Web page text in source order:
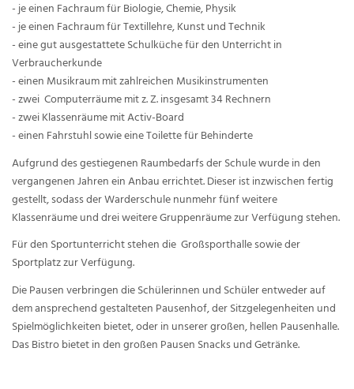
- je einen Fachraum für Biologie, Chemie, Physik
- je einen Fachraum für Textillehre, Kunst und Technik
- eine gut ausgestattete Schulküche für den Unterricht in
Verbraucherkunde
- einen Musikraum mit zahlreichen Musikinstrumenten
- zwei Computerräume mit z. Z. insgesamt 34 Rechnern
- zwei Klassenräume mit Activ-Board
- einen Fahrstuhl sowie eine Toilette für Behinderte
Aufgrund des gestiegenen Raumbedarfs der Schule wurde in den
vergangenen Jahren ein Anbau errichtet. Dieser ist inzwischen fertig
gestellt, sodass der Warderschule nunmehr fünf weitere
Klassenräume und drei weitere Gruppenräume zur Verfügung stehen.
Für den Sportunterricht stehen die Großsporthalle sowie der
Sportplatz zur Verfügung.
Die Pausen verbringen die Schülerinnen und Schüler entweder auf
dem ansprechend gestalteten Pausenhof, der Sitzgelegenheiten und
Spielmöglichkeiten bietet, oder in unserer großen, hellen Pausenhalle.
Das Bistro bietet in den großen Pausen Snacks und Getränke.